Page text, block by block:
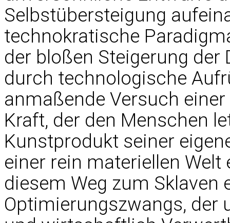
Selbstübersteigung
technokratische
der bloßen Steigerung der
durch technologische
anmaßende Versuch
Kraft, der den Menschen
Kunstprodukt seiner
einer rein materiellen
diesem Weg zum Sklaven
Optimierungszwangs, der